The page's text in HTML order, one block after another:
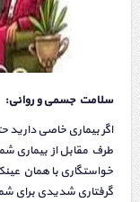
سلامت جسمی و روانی:
اگر بیماری خاصی
طرف مقابل از بیماری
خواستگاری با همان
گرفتاری شدیدی برای